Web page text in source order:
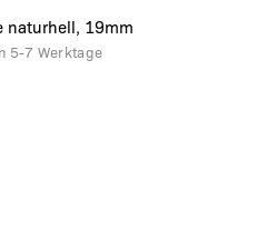
naturhell, 19mm
5-7 Werktage